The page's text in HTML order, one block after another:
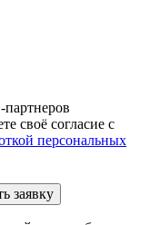
партнеров
своё согласие с
персональных
заявку